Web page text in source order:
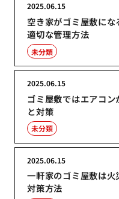
空き家がゴミ屋敷に
適切な管理方法
2025.06.15
未分類
ゴミ屋敷ではエアコ
と対策
2025.06.15
未分類
一軒家のゴミ屋敷は
対策方法
2025.06.15